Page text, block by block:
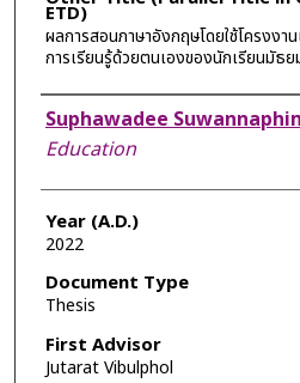
ETD)
ผลการสอนภาษาอังกฤษโดยใช้โครงงา
การเรียนรู้ด้วยตนเองของนักเรียนมัธ
Author
Suphawadee
Education
Year (A.D.)
2022
Document Type
Thesis
First Advisor
Jutarat Vibulphol